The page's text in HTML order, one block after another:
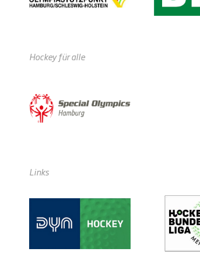
Hockey für alle
Links